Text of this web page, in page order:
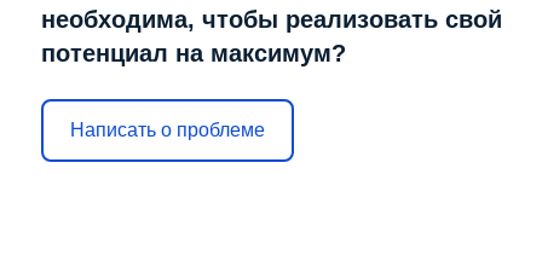
необходима, чтобы реализовать свой
потенциал на максимум?
Написать о проблеме